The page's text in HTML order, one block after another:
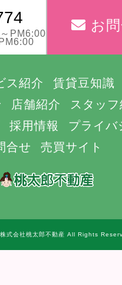
PM6:00
お
ス紹介
賃貸豆知識
店舗紹介
スタッ
採用情報
プライバ
合せ
売買サイト
式会社桃太郎不動産 All Rights